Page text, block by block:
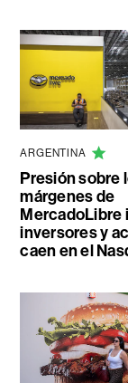
ARGENTINA
Presión sobre
márgenes de
MercadoLibre
inversores y
caen en el